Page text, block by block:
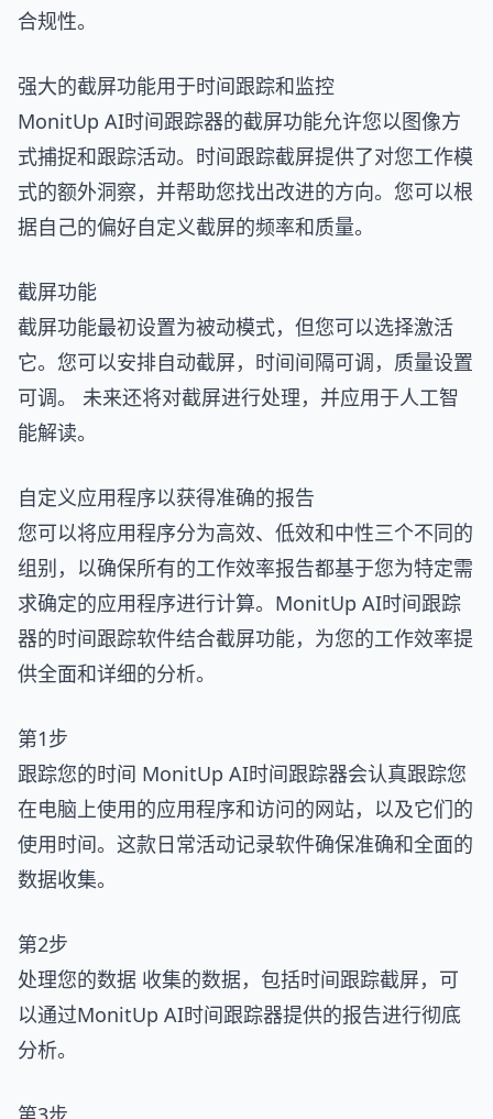
合规性。
强大的截屏功能用于时间跟踪和监控
MonitUp AI时间跟踪器的截屏功能允许您以图像方
式捕捉和跟踪活动。时间跟踪截屏提供了对您工作模
式的额外洞察，并帮助您找出改进的方向。您可以根
据自己的偏好自定义截屏的频率和质量。
截屏功能
截屏功能最初设置为被动模式，但您可以选择激活
它。您可以安排自动截屏，时间间隔可调，质量设置
可调。 未来还将对截屏进行处理，并应用于人工智
能解读。
自定义应用程序以获得准确的报告
您可以将应用程序分为高效、低效和中性三个不同的
组别，以确保所有的工作效率报告都基于您为特定需
求确定的应用程序进行计算。MonitUp AI时间跟踪
器的时间跟踪软件结合截屏功能，为您的工作效率提
供全面和详细的分析。
第1步
跟踪您的时间 MonitUp AI时间跟踪器会认真跟踪您
在电脑上使用的应用程序和访问的网站，以及它们的
使用时间。这款日常活动记录软件确保准确和全面的
数据收集。
第2步
处理您的数据 收集的数据，包括时间跟踪截屏，可
以通过MonitUp AI时间跟踪器提供的报告进行彻底
分析。